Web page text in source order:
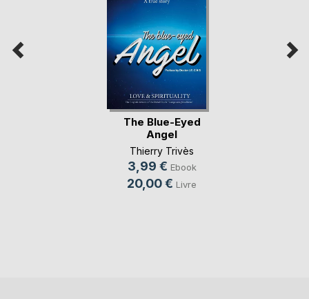
The Blue-Eyed
Angel
Thierry Trivès
3,99 € Ebook
20,00 € Livre